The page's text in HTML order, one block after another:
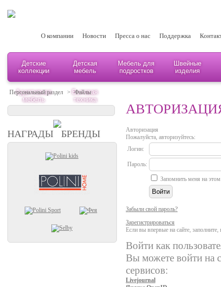
О компании Новости Пресса о нас Поддержка
Детские
коллекции
Детская
мебель
Мебель для
подростков
Швейные
изделия
Адаптивная
мебель
Бытовая
техника
Персональный раздел > Файлы
НАГРАДЫ БРЕНДЫ
Авторизация
Пожалуйста, авторизуйтесь:
Логин:
Пароль:
Запомнить меня на
Забыли свой пароль?
Зарегистрироваться
Если вы впервые на сайте,
Войти как
Вы можете войти на
сервисов:
Livejournal